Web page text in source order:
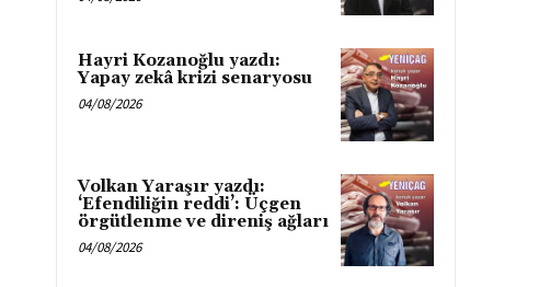
Hayri Kozanoğlu yazdı:
Yapay zekâ krizi senaryosu
04/08/2026
Volkan Yaraşır yazdı:
‘Efendiliğin reddi’: Üçgen
örgütlenme ve direniş ağları
04/08/2026